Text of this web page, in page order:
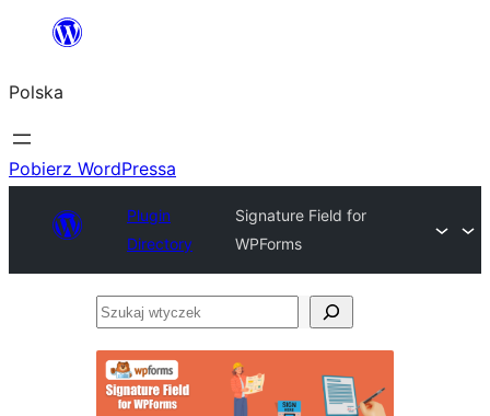
Przejdź
treści
Polska
Pobierz WordPressa
Plugin
Directory
Signature Field for
WPForms
Szukaj